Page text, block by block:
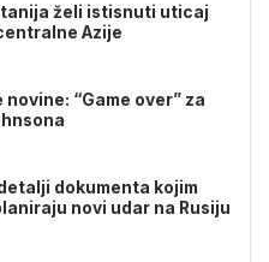
želi istisnuti uticaj
Azije
novine: “Game over” za
dokumenta kojim
novi udar na Rusiju